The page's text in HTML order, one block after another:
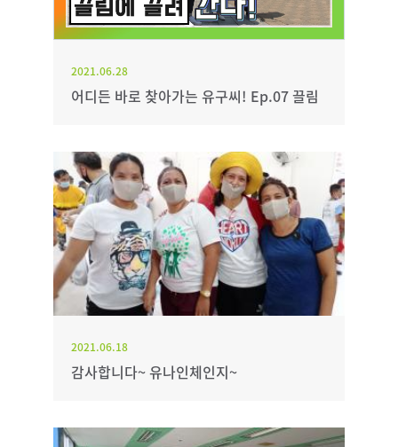
2021.06.28
어디든 바로 찾아가는 유구씨! Ep.07 끌림
2021.06.18
감사합니다~ 유나인체인지~